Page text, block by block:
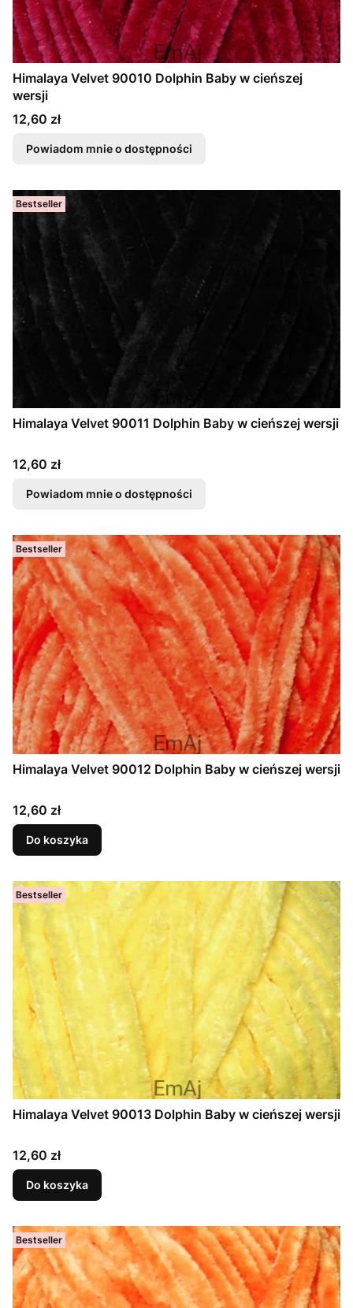
Himalaya Velvet 90010 Dolphin Baby w cieńszej
wersji
Cena
12,60 zł
Powiadom mnie o dostępności
Bestseller
Himalaya Velvet 90011 Dolphin Baby w cieńszej wersji
Cena
12,60 zł
Powiadom mnie o dostępności
Bestseller
Himalaya Velvet 90012 Dolphin Baby w cieńszej wersji
Cena
12,60 zł
Do koszyka
Bestseller
Himalaya Velvet 90013 Dolphin Baby w cieńszej wersji
Cena
12,60 zł
Do koszyka
Bestseller